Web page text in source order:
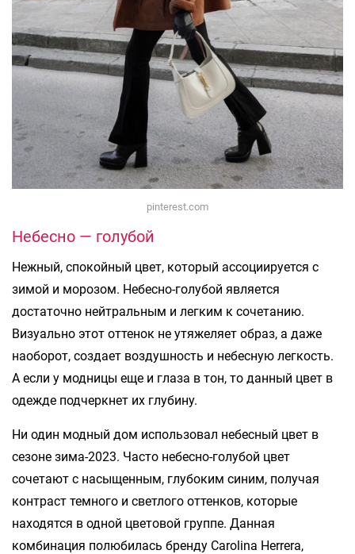
pinterest.com
Небесно — голубой
Нежный, спокойный цвет, который ассоциируется с
зимой и морозом. Небесно-голубой является
достаточно нейтральным и легким к сочетанию.
Визуально этот оттенок не утяжеляет образ, а даже
наоборот, создает воздушность и небесную легкость.
А если у модницы еще и глаза в тон, то данный цвет в
одежде подчеркнет их глубину.
Ни один модный дом использовал небесный цвет в
сезоне зима-2023. Часто небесно-голубой цвет
сочетают с насыщенным, глубоким синим, получая
контраст темного и светлого оттенков, которые
находятся в одной цветовой группе. Данная
комбинация полюбилась бренду Carolina Herrera,